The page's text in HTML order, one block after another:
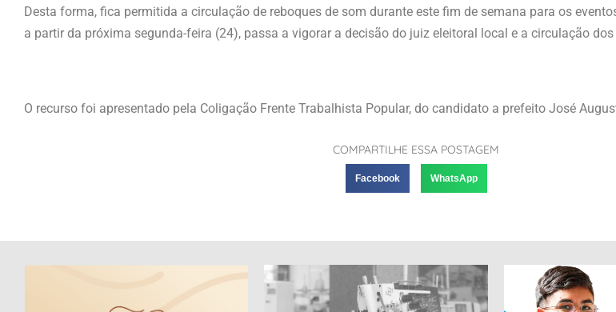
Desta forma, fica permitida a circulação de reboques de som durante este fim de semana para os
a partir da próxima segunda-feira (24), passa a vigorar a decisão do juiz eleitoral local e a circulação
O recurso foi apresentado pela Coligação Frente Trabalhista Popular, do candidato a prefeito José
COMPARTILHE ESSA POSTAGEM
Facebook WhatsApp